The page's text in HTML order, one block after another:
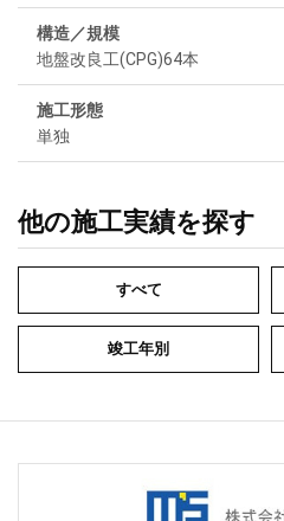
構造／規模
地盤改良工(CPG)64本
施工形態
単独
他の施工実績を探す
すべて
竣工年別